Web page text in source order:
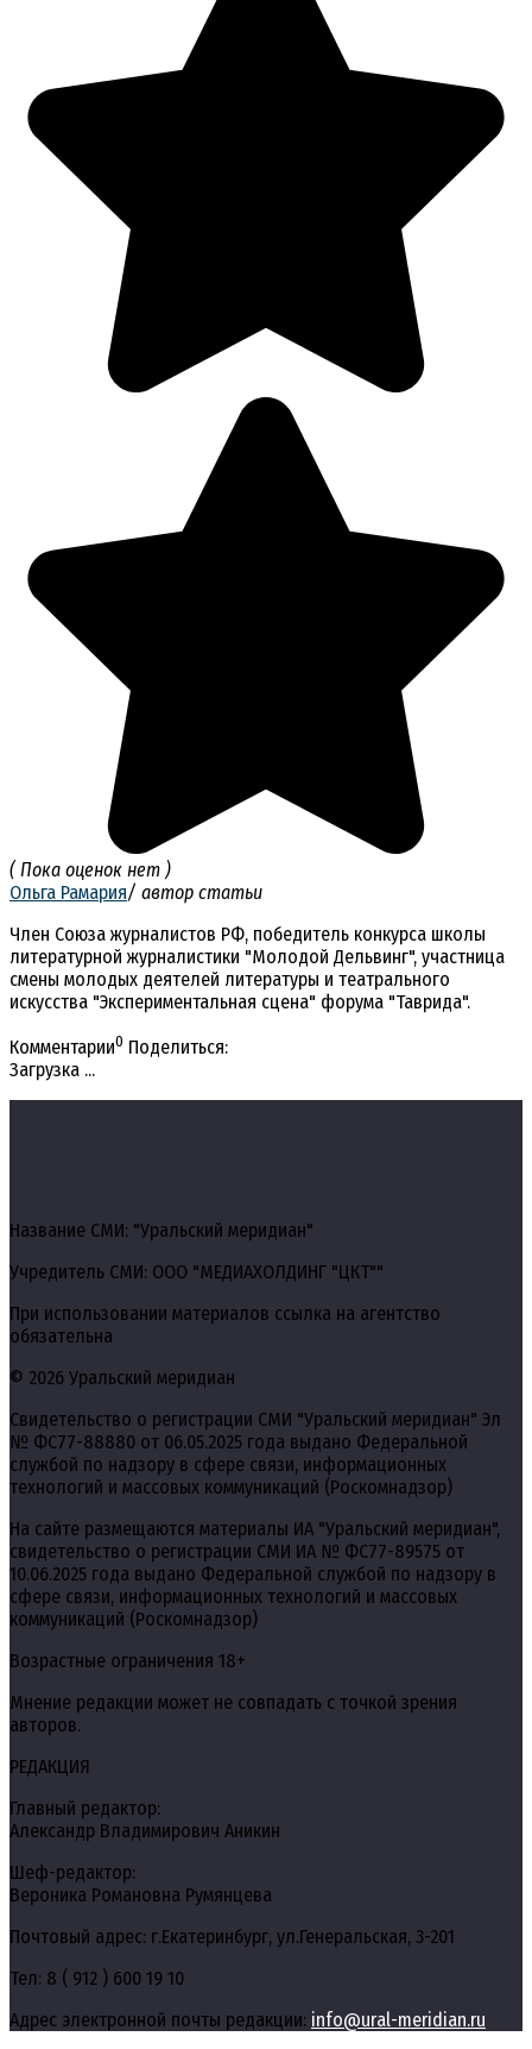
( Пока оценок нет )
Ольга Рамария/ автор статьи
Член Союза журналистов РФ, победитель конкурса школы
литературной журналистики "Молодой Дельвинг", участница
смены молодых деятелей литературы и театрального
искусства "Экспериментальная сцена" форума "Таврида".
Комментарии0 Поделиться:
Загрузка ...
Название СМИ: "Уральский меридиан"
Учредитель СМИ: ООО "МЕДИАХОЛДИНГ "ЦКТ""
При использовании материалов ссылка на агентство
обязательна
© 2026 Уральский меридиан
Свидетельство о регистрации СМИ "Уральский меридиан" Эл
№ ФС77-88880 от 06.05.2025 года выдано Федеральной
службой по надзору в сфере связи, информационных
технологий и массовых коммуникаций (Роскомнадзор)
На сайте размещаются материалы ИА "Уральский меридиан",
свидетельство о регистрации СМИ ИА № ФС77-89575 от
10.06.2025 года выдано Федеральной службой по надзору в
сфере связи, информационных технологий и массовых
коммуникаций (Роскомнадзор)
Возрастные ограничения 18+
Мнение редакции может не совпадать с точкой зрения
авторов.
РЕДАКЦИЯ
Главный редактор:
Александр Владимирович Аникин
Шеф-редактор:
Вероника Романовна Румянцева
Почтовый адрес: г.Екатеринбург, ул.Генеральская, 3-201
Тел: 8 ( 912 ) 600 19 10
Адрес электронной почты редакции: info@ural-meridian.ru